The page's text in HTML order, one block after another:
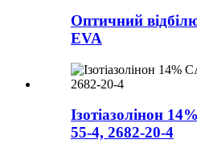
Оптичний
EVA
Ізотіазолінон
55-4, 2682-20-4